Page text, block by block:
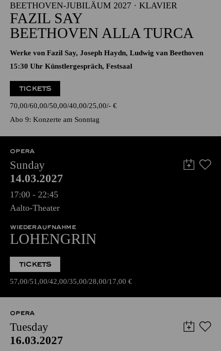
BEETHOVEN-JUBILÄUM 2027 · KLAVIER
FAZIL SAY
BEETHOVEN ALLA TURCA
Werke von Fazil Say, Joseph Haydn, Ludwig van Beethoven
15:30 Uhr Künstlergespräch, Festsaal
TICKETS
70,00 60,00 50,00 40,00 25,00 - €
Abo 9: Konzerte am Sonntag
OPERA
Sunday
14.03.2027
17:00 - 22:45
Aalto-Theater
WIEDERAUFNAHME
LOHENGRIN
TICKETS
57,00 51,00 42,00 35,00 28,00 17,00 €
OPERA
Tuesday
16.03.2027